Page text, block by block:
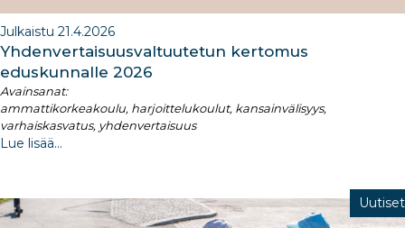
Julkaistu 21.4.2026
Yhdenvertaisuusvaltuutetun kertomus
eduskunnalle 2026​
Avainsanat:
ammattikorkeakoulu, harjoittelukoulut, kansainvälisyys,
varhaiskasvatus, yhdenvertaisuus
Lue lisää...
Uutiset